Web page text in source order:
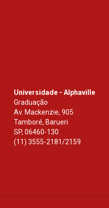
Universidade - Alphaville
Graduação
Av. Mackenzie, 905
Tamboré, Barueri
SP,06460-130
(11) 3555-2181/2159